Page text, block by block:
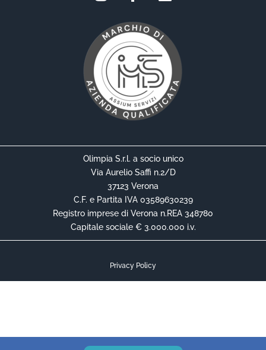
Olimpia S.r.l. a socio unico
Via Aurelio Saffi n.2/D
37123 Verona
C.F. e Partita IVA 03589630239
Registro imprese di Verona n.REA 348780
Capitale sociale € 3.000.000 i.v.
Privacy Policy